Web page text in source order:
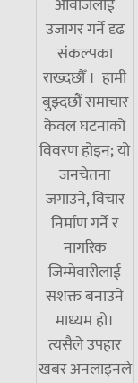
आवाजलाई
उजागर गर्ने दृढ
संकल्पका
राख्दछौँ । हामी
बुझ्दछौं समाचार
केवल घटनाको
विवरण होइन; यो
जनचेतना
जगाउने, विचार
निर्माण गर्ने र
नागरिक
जिम्मेवारीलाई
सशक्त बनाउने
माध्यम हो।
त्यसैले उपहार
खबर अनलाइनले